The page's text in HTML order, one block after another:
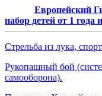
Европейский
набор детей от 1 года
Стрельба из лука,
Рукопашный бой
самооборона).